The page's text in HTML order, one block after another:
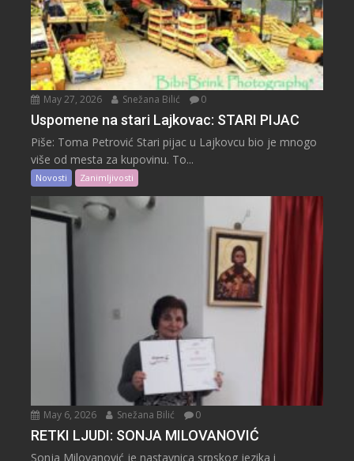
May 27, 2026 Snežana Bilić 0
Uspomene na stari Lajkovac: STARI PIJAC
Piše: Toma Petrović Stari pijac u Lajkovcu bio je mnogo
više od mesta za kupovinu. To...
Novosti Zanimljivosti
May 6, 2026 Snežana Bilić 0
RETKI LJUDI: SONJA MILOVANOVIĆ
Sonja Milovanović je nastavnica srpskog jezika i